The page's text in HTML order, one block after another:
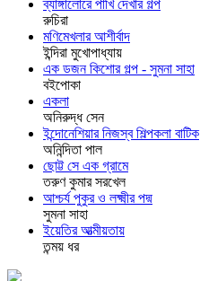
ব্যাঙ্গালোরে পাখি দেখার গল্প
রুচিরা
মণিমেখলার আশীর্বাদ
ইন্দিরা মুখোপাধ্যায়
এক ডজন কিশোর গল্প - সুমনা সাহা
বইপোকা
একলা
অনিরুদ্ধ সেন
ইন্দোনেশিয়ার নিজস্ব শিল্পকলা বাটিক
অনিন্দিতা পাল
ছোট্ট সে এক গ্রামে
তরুণ কুমার সরখেল
আশ্চর্য পুকুর ও লক্ষ্মীর পদ্ম
সুমনা সাহা
ইয়েতির আত্মীয়তায়
তন্ময় ধর